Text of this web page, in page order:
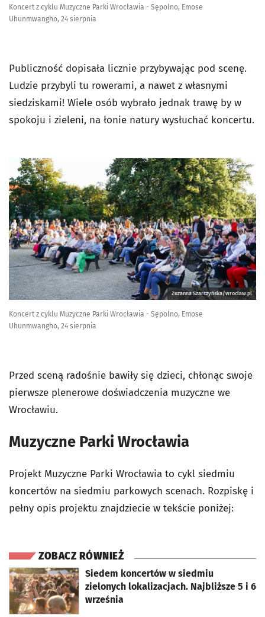
Koncert z cyklu Muzyczne Parki Wrocławia - Sępolno, Emose
Uhunmwangho, 24 sierpnia
Publiczność dopisała licznie przybywając pod scenę.
Ludzie przybyli tu rowerami, a nawet z własnymi
siedziskami! Wiele osób wybrało jednak trawę by w
spokoju i zieleni, na łonie natury wysłuchać koncertu.
Zuzanna Szarczyńska/wroclaw.pl
Koncert z cyklu Muzyczne Parki Wrocławia - Sępolno, Emose
Uhunmwangho, 24 sierpnia
Przed sceną radośnie bawiły się dzieci, chłonąc swoje
pierwsze plenerowe doświadczenia muzyczne we
Wrocławiu.
Muzyczne Parki Wrocławia
Projekt Muzyczne Parki Wrocławia to cykl siedmiu
koncertów na siedmiu parkowych scenach. Rozpiskę i
pełny opis projektu znajdziecie w tekście poniżej:
ZOBACZ RÓWNIEŻ
Siedem koncertów w siedmiu
zielonych lokalizacjach. Najbliższe 5 i 6
września
otworzy się w nowej karcie